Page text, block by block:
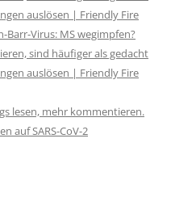
auslösen | Friendly Fire
Barr-Virus: MS wegimpfen?
sind häufiger als gedacht
auslösen | Friendly Fire
lesen, mehr kommentieren.
auf SARS-CoV-2